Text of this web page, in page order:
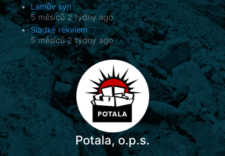
Potala, o.p.s.
Lamův syn
5 měsíců 2 týdny ago
Sladké rekviem
5 měsíců 2 týdny ago